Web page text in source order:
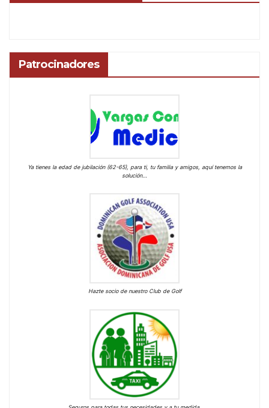
Patrocinadores
Ya tienes la edad de jubilación (62-65), para ti, tu familia y amigos, aquí tenemos la
solución…
Hazte socio de nuestro Club de Golf